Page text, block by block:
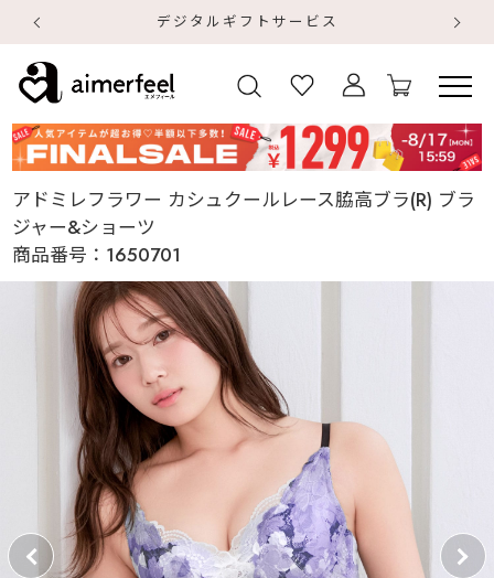
デジタルギフトサービス
アドミレフラワー カシュクールレース脇高ブラ(R) ブラ
ジャー&ショーツ
商品番号： 1650701